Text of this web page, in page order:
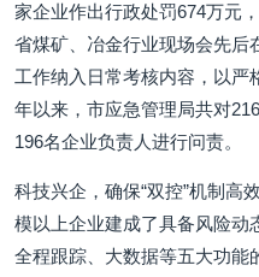
家企业作出行政处罚674万元
省煤矿、冶金行业现场会先后
工作纳入日常考核内容，以严
年以来，市应急管理局共对
196名企业负责人进行问责。
科技兴企，确保“双控”机制高
模以上企业建成了具备风险动
全程跟踪、大数据等五大功能